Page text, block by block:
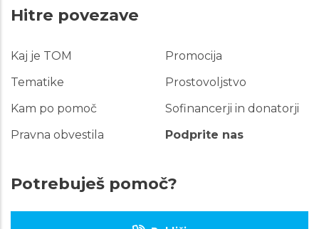
Hitre povezave
Hitre
povezave
Kaj je TOM
Tematike
Kam po pomoč
Pravna obvestila
Promocija
Prostovoljstvo
Sofinancerji in donatorji
Podprite nas
Potrebuješ pomoč?